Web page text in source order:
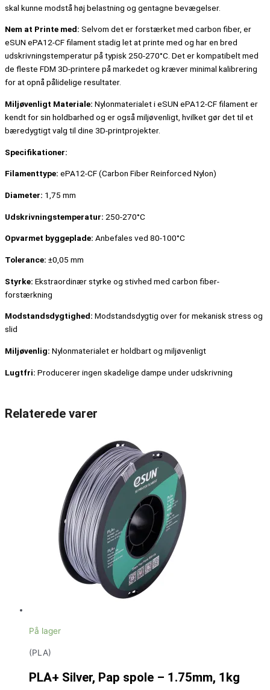
skal kunne modstå høj belastning og gentagne bevægelser.
Nem at Printe med: Selvom det er forstærket med carbon fiber, er
eSUN ePA12-CF filament stadig let at printe med og har en bred
udskrivningstemperatur på typisk 250-270°C. Det er kompatibelt med
de fleste FDM 3D-printere på markedet og kræver minimal kalibrering
for at opnå pålidelige resultater.
Miljøvenligt Materiale: Nylonmaterialet i eSUN ePA12-CF filament er
kendt for sin holdbarhed og er også miljøvenligt, hvilket gør det til et
bæredygtigt valg til dine 3D-printprojekter.
Specifikationer:
Filamenttype: ePA12-CF (Carbon Fiber Reinforced Nylon)
Diameter: 1,75 mm
Udskrivningstemperatur: 250-270°C
Opvarmet byggeplade: Anbefales ved 80-100°C
Tolerance: ±0,05 mm
Styrke: Ekstraordinær styrke og stivhed med carbon fiber-
forstærkning
Modstandsdygtighed: Modstandsdygtig over for mekanisk stress og
slid
Miljøvenlig: Nylonmaterialet er holdbart og miljøvenligt
Lugtfri: Producerer ingen skadelige dampe under udskrivning
Relaterede varer
På lager
(PLA)
PLA+ Silver, Pap spole – 1.75mm, 1kg